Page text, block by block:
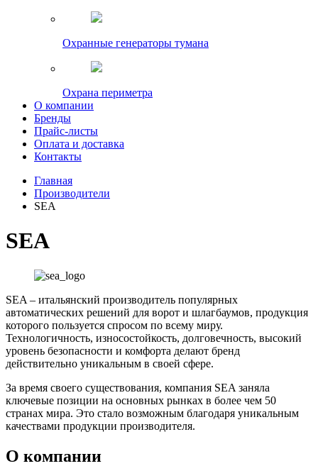
Охранные генераторы тумана
Охрана периметра
О компании
Бренды
Прайс-листы
Оплата и доставка
Контакты
Главная
Производители
SEA
SEA
SEA – итальянский производитель популярных
автоматических решений для ворот и шлагбаумов, продукция
которого пользуется спросом по всему миру.
Технологичность, износостойкость, долговечность, высокий
уровень безопасности и комфорта делают бренд
действительно уникальным в своей сфере.
За время своего существования, компания SEA заняла
ключевые позиции на основных рынках в более чем 50
странах мира. Это стало возможным благодаря уникальным
качествами продукции производителя.
О компании